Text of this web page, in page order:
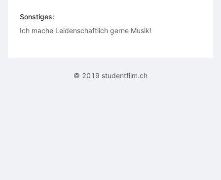
Sonstiges:
Ich mache Leidenschaftlich gerne Musik!
© 2019 studentfilm.ch